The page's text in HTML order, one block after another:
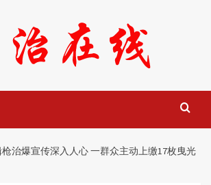
治爆宣传深入人心 一群众主动上缴17枚曳光